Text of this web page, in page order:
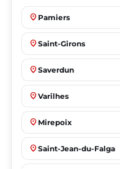
place Pamiers
place Saint-Girons
place Saverdun
place Varilhes
place Mirepoix
place Saint-Jean-du-Falga